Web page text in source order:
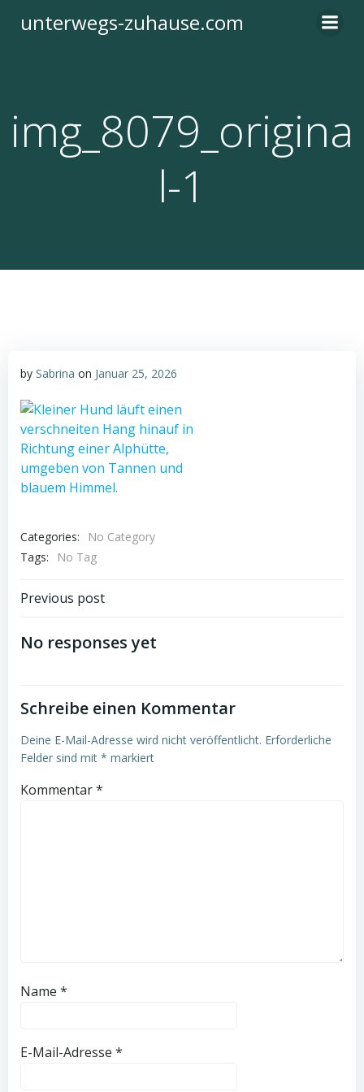
Inhalt
unterwegs-zuhause.com
img_8079_origina
l-1
by Sabrina on Januar 25, 2026
Categories:
No Category
Tags:
No Tag
Post
navigation
Previous post
No responses yet
Schreibe einen Kommentar
Deine E-Mail-Adresse wird nicht veröffentlicht. Erforderliche
Felder sind mit * markiert
Kommentar*
Name *
E-Mail-Adresse *